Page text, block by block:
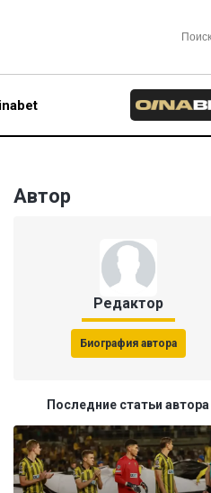
Автор
Редактор
Биография автора
Последние статьи автора